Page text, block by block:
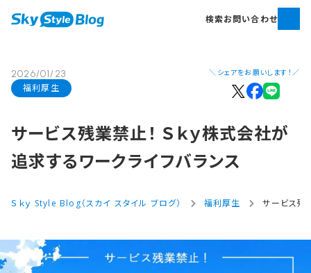
検索お問い合わせ
福利厚生
2026/01/23 ＼シェアをお願いします！／
サービス残業禁止！​ Ｓｋｙ株式会社が​
追求する​ワークライフバランス
Ｓｋｙ Style Blog（スカイ スタイル ブログ） 福利厚生 サービス残